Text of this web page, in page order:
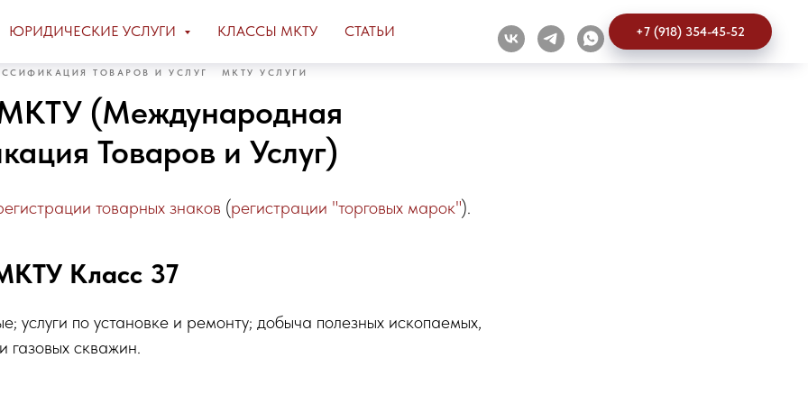
ЮРИДИЧЕСКИЕ УСЛУГИ КЛАССЫ МКТУ СТАТЬИ +7 (918) 354-45-52
ТОВАРОВ И УСЛУГ МКТУ УСЛУГИ
(Международная
Товаров и Услуг)
товарных знаков (регистрации "торговых марок").
Класс 37
услуги по установке и ремонту; добыча полезных ископаемых,
газовых скважин.